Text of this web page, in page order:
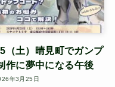
（土）晴見町でガンプ
作に夢中になる午後
年3月25日